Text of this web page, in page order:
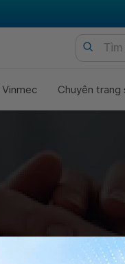
Chuyên trang